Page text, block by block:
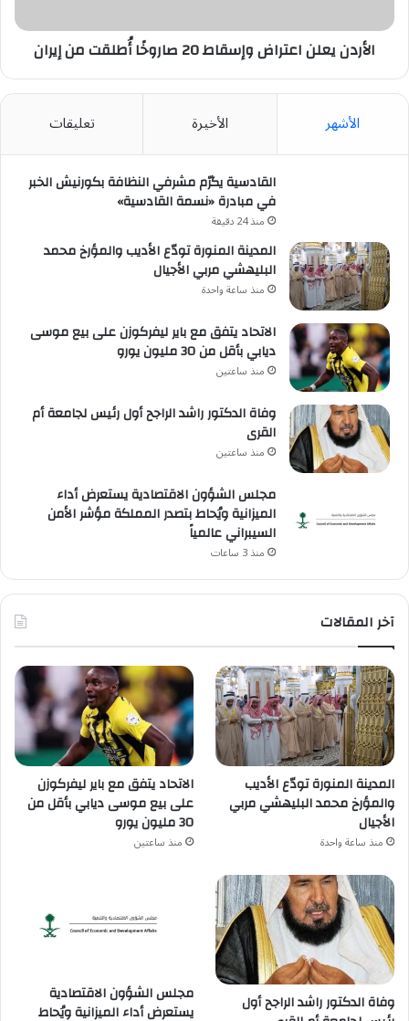
إيران
الأردن يعلن اعتراض وإسقاط 20 صاروخًا أُطلقت من إيران
الأشهر الأخيرة تعليقات
القادسية يكرّم مشرفي النظافة بكورنيش الخبر
في مبادرة «نسمة القادسية»
منذ 24 دقيقة
المدينة المنورة تودّع الأديب والمؤرخ محمد
البليهشي مربي الأجيال
منذ ساعة واحدة
الاتحاد يتفق مع باير ليفركوزن على بيع موسى
ديابي بأقل من 30 مليون يورو
منذ ساعتين
وفاة الدكتور راشد الراجح أول رئيس لجامعة أم
القرى
منذ ساعتين
مجلس الشؤون الاقتصادية يستعرض أداء
الميزانية ويُحاط بتصدر المملكة مؤشر الأمن
السيبراني عالمياً
منذ 3 ساعات
آخر المقالات
المدينة المنورة تودّع الأديب
والمؤرخ محمد البليهشي مربي
الأجيال
منذ ساعة واحدة
الاتحاد يتفق مع باير ليفركوزن
على بيع موسى ديابي بأقل من
30 مليون يورو
منذ ساعتين
وفاة الدكتور راشد الراجح أول
مجلس الشؤون الاقتصادية
يستعرض أداء الميزانية ويُحاط